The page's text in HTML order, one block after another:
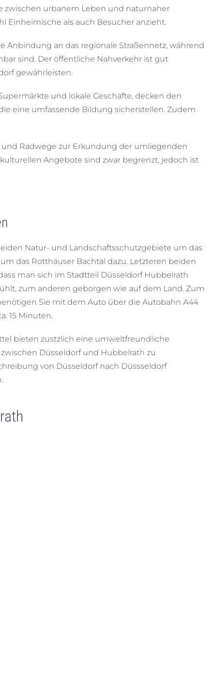
zwischen urbanem Leben und naturnaher
Einheimische als auch Besucher anzieht.
Anbindung an das regionale Straßennetz, während
sind. Der öffentliche Nahverkehr ist gut
gewährleisten.
und lokale Geschäfte, decken den
eine umfassende Bildung sicherstellen. Zudem
Radwege zur Erkundung der umliegenden
Angebote sind zwar begrenzt, jedoch ist
Natur- und Landschaftsschutzgebiete um das
das Rotthäuser Bachtal dazu. Letzteren beiden
man sich im Stadtteil Düsseldorf Hubbelrath
zum anderen geborgen wie auf dem Land. Zum
Sie mit dem Auto über die Autobahn A44
15 Minuten.
bieten zustzlich eine umweltfreundliche
Düsseldorf und Hubbelrath zu
von Düsseldorf nach Düssseldorf